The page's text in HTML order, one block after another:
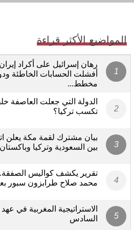
المواضيع الأكثر قراءة
رهان إسرائيل على أكراد
أفشلت الحسابات الخاطئة
مخطط...
الدولة التي جعلت العاصفة
تكسب تركيا؟
بيان مشترك لقمة مكة يعلن
بين السعودية وتركيا وباكستان
تقرير يكشف كواليس الصفقة..
محمد صلاح طرابزون سبور
الاستراتيجية المغربية في
السادس